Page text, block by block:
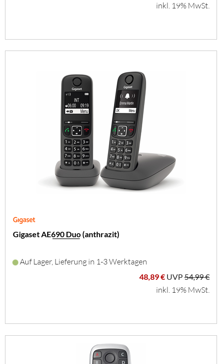
inkl. 19% MwSt.
Gigaset AE690 Duo (anthrazit)
Auf Lager, Lieferung in 1-3 Werktagen
48,89 € UVP54,99 €
inkl. 19% MwSt.